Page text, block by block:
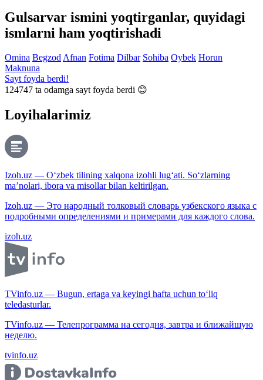
Gulsarvar ismini yoqtirganlar, quyidagi
ismlarni ham yoqtirishadi
Omina BegzodAfnan Fotima Dilbar Sohiba Oybek Horun
Maknuna
Sayt foyda berdi!
124747 ta odamga sayt foyda berdi 😊
Loyihalarimiz
Izoh.uz — O‘zbek tilining xalqona izohli lug‘ati. So‘zlarning
ma’nolari, ibora va misollar bilan keltirilgan.
Izoh.uz — Это народный толковый словарь узбекского языка с
подробными определениями и примерами для каждого слова.
izoh.uz
TVinfo.uz — Bugun, ertaga va keyingi hafta uchun to‘liq
teledasturlar.
TVinfo.uz — Телепрограмма на сегодня, завтра и ближайшую
неделю.
tvinfo.uz